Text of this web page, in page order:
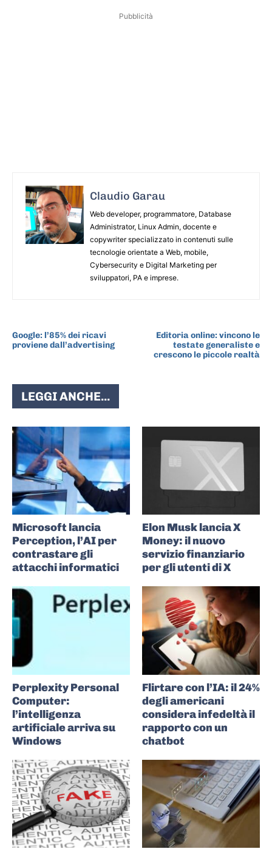
Pubblicità
Claudio Garau
Web developer, programmatore, Database
Administrator, Linux Admin, docente e
copywriter specializzato in contenuti sulle
tecnologie orientate a Web, mobile,
Cybersecurity e Digital Marketing per
sviluppatori, PA e imprese.
Google: l’85% dei ricavi
proviene dall’advertising
Editoria online: vincono le
testate generaliste e
crescono le piccole realtà
LEGGI ANCHE...
Microsoft lancia
Perception, l’AI per
contrastare gli
attacchi informatici
Elon Musk lancia X
Money: il nuovo
servizio finanziario
per gli utenti di X
Perplexity Personal
Computer:
l’intelligenza
artificiale arriva su
Windows
Flirtare con l’IA: il 24%
degli americani
considera infedeltà il
rapporto con un
chatbot